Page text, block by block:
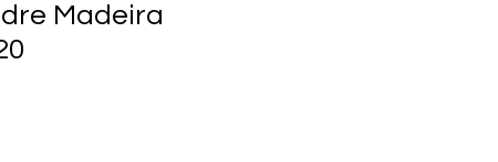
Madeira